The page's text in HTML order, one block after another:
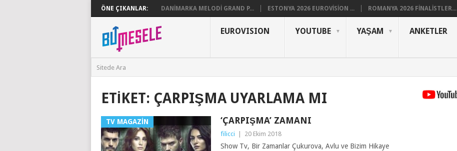
ÖNE ÇIKANLAR: DANIMARKA MELODI GRAND P... ESTONYA 2026 EUROVISION ... ROMANYA 2026 FINALISTLER...
EUROVISION YOUTUBE YAŞAM ANKETLER
ETIKET: ÇARPIŞMA UYARLAMA MI
TV MAGAZIN ‘ÇARPIŞMA’ ZAMANI
filicci 20 Ekim 2018
Show Tv, Bir Zamanlar Çukurova, Avlu ve Bizim Hikaye